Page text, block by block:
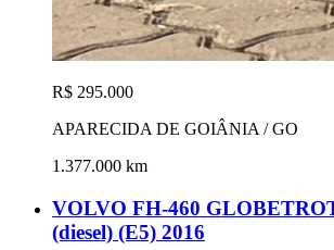
R$ 295.000
APARECIDA DE GOIÂNIA / GO
1.377.000 km
VOLVO FH-460
(diesel) (E5) 2016